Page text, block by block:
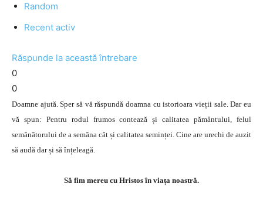
Random
Recent activ
Răspunde la această întrebare
0
0
Doamne ajută. Sper să vă răspundă doamna cu istorioara vieții sale. Dar eu
vă spun: Pentru rodul frumos contează și calitatea pământului, felul
semănătorului de a semăna cât și calitatea seminței. Cine are urechi de auzit
să audă dar și să înțeleagă.
Să fim mereu cu Hristos în viața noastră.